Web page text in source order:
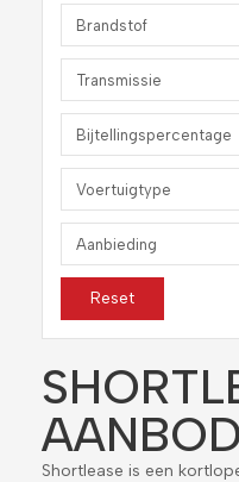
Brandstof
Transmissie
Bijtellingspercentage
Voertuigtype
Aanbieding
Reset
AANBOD
Shortlease is een